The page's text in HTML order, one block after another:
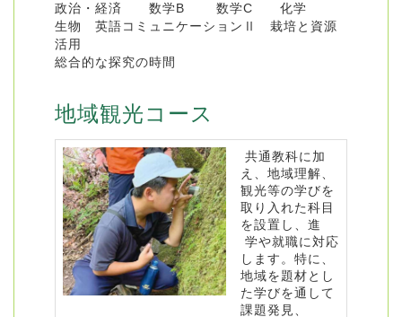
政治・経済 数学B 数学C 化学
生物 英語コミュニケーションⅡ 栽培と資源
活用
総合的な探究の時間
地域観光コース
共通教科に加
え、地域理解、
観光等の学びを
取り入れた科目
を設置し、進
学や就職に対応
します。特に、
地域を題材とし
た学びを通して
課題発見、